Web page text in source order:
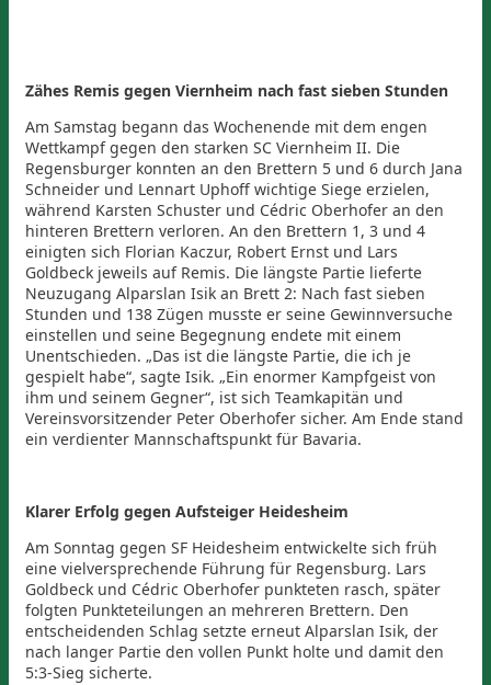
Zähes Remis gegen Viernheim nach fast sieben Stunden
Am Samstag begann das Wochenende mit dem engen
Wettkampf gegen den starken SC Viernheim II. Die
Regensburger konnten an den Brettern 5 und 6 durch Jana
Schneider und Lennart Uphoff wichtige Siege erzielen,
während Karsten Schuster und Cédric Oberhofer an den
hinteren Brettern verloren. An den Brettern 1, 3 und 4
einigten sich Florian Kaczur, Robert Ernst und Lars
Goldbeck jeweils auf Remis. Die längste Partie lieferte
Neuzugang Alparslan Isik an Brett 2: Nach fast sieben
Stunden und 138 Zügen musste er seine Gewinnversuche
einstellen und seine Begegnung endete mit einem
Unentschieden. „Das ist die längste Partie, die ich je
gespielt habe“, sagte Isik. „Ein enormer Kampfgeist von
ihm und seinem Gegner“, ist sich Teamkapitän und
Vereinsvorsitzender Peter Oberhofer sicher. Am Ende stand
ein verdienter Mannschaftspunkt für Bavaria.
Klarer Erfolg gegen Aufsteiger Heidesheim
Am Sonntag gegen SF Heidesheim entwickelte sich früh
eine vielversprechende Führung für Regensburg. Lars
Goldbeck und Cédric Oberhofer punkteten rasch, später
folgten Punkteteilungen an mehreren Brettern. Den
entscheidenden Schlag setzte erneut Alparslan Isik, der
nach langer Partie den vollen Punkt holte und damit den
5:3-Sieg sicherte.